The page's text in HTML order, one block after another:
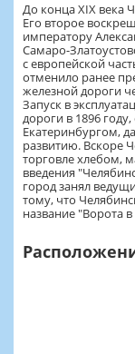
До конца XIX века
Его второе
императору
Самаро-
с европейской
отменило ранее
железной дороги
Запуск в
дороги в 1896
Екатеринбургом,
развитию. Вскоре
торговле хлебом,
введения
город занял
тому, что
название "Ворота